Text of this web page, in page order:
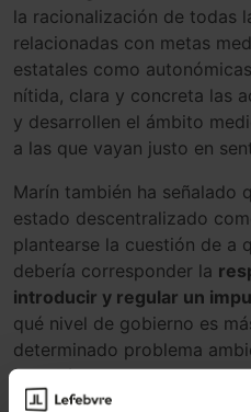
la racionalización de todas
relacionadas con metas
estatales como
nítida, clara y concreta las
y desarrollen el ámbito
a las que vayan justo en
Marín también ha señalado
estado descentralizado
plantearse la cuestión de a
debería corresponder la
introducir y regular un
qué nivel de gobierno es
determinado problema
creación de un impuesto.
consecuencia, no parece